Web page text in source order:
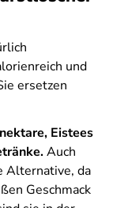
und
ersetzen
Eistees
Auch
Alternative, da
Geschmack